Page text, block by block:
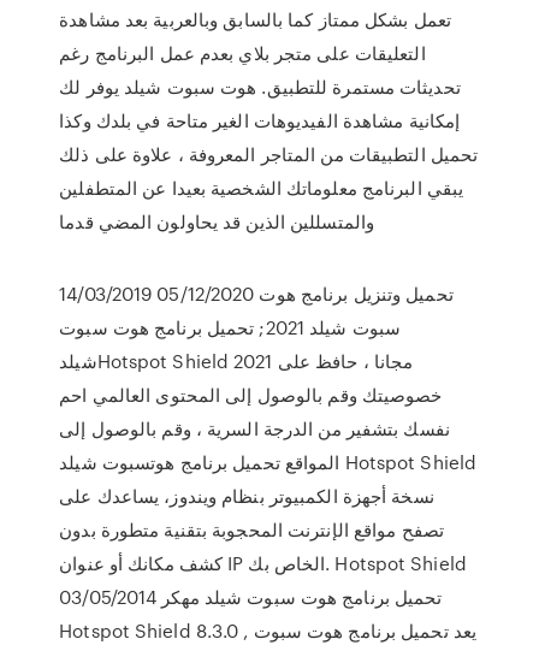
تعمل بشكل ممتاز كما بالسابق وبالعربية بعد مشاهدة
التعليقات على متجر بلاي بعدم عمل البرنامج رغم
تحديثات مستمرة للتطبيق. هوت سبوت شيلد يوفر لك
إمكانية مشاهدة الفيديوهات الغير متاحة في بلدك وكذا
تحميل التطبيقات من المتاجر المعروفة ، علاوة على ذلك
يبقي البرنامج معلوماتك الشخصية بعيدا عن المتطفلين
والمتسللين الذين قد يحاولون المضي قدما
14/03/2019 05/12/2020 تحميل وتنزيل برنامج هوت
سبوت شيلد 2021; تحميل برنامج هوت سبوت
شيلدHotspot Shield 2021 مجانا ، حافظ على
خصوصيتك وقم بالوصول إلى المحتوى العالمي احم
نفسك بتشفير من الدرجة السرية ، وقم بالوصول إلى
المواقع تحميل برنامج هوتسبوت شيلد Hotspot Shield
نسخة أجهزة الكمبيوتر بنظام ويندوز، يساعدك على
تصفح مواقع الإنترنت المحجوبة بتقنية متطورة بدون
كشف مكانك أو عنوان IP الخاص بك. Hotspot Shield
03/05/2014 تحميل برنامج هوت سبوت شيلد مهكر
Hotspot Shield 8.3.0 , يعد تحميل برنامج هوت سبوت